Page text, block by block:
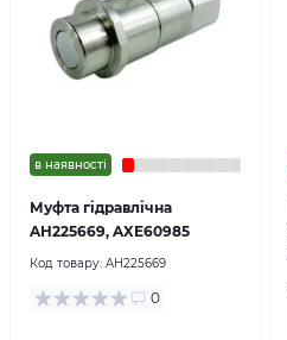
в наявності
Муфта гідравлічна
AH225669, AXE60985
Код товару: AH225669
0